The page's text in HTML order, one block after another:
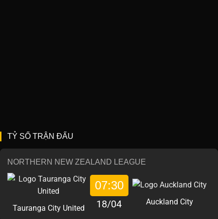
TỶ SỐ TRẬN ĐẤU
NORTHERN NEW ZEALAND LEAGUE
Tauranga City United
07:30
18/04 Auckland City